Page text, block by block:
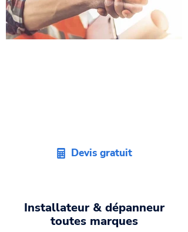
Devis gratuit
Installateur & dépanneur
toutes marques